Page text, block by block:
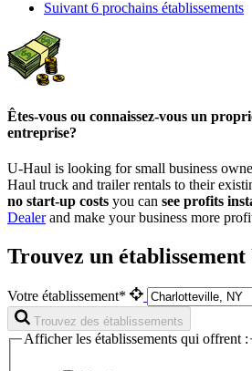
Suivant 6 prochains établissements
Êtes-vous ou connaissez-vous un
entreprise?
U-Haul is looking for small business
Haul truck and trailer rentals to their
no start-up costs you can see profits
Dealerand make your business more
Trouvez un
Votre établissement*
Trouvez des établissements
Afficher les établissements qui offrent :